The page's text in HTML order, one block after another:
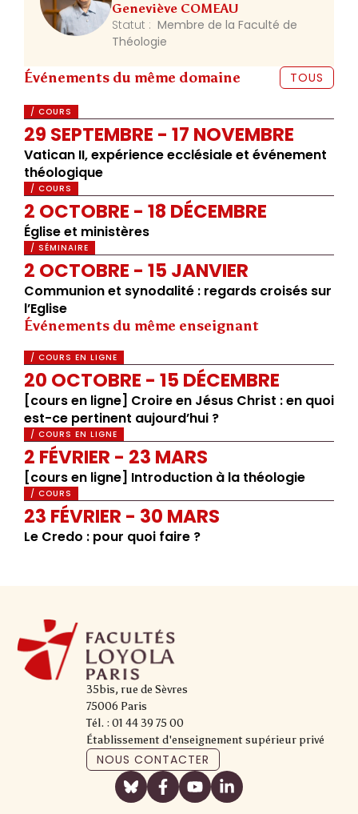
Geneviève COMEAU
Statut : Membre de la Faculté de
Théologie
Événements du même domaine TOUS
/ COURS
29 SEPTEMBRE - 17 NOVEMBRE
Vatican II, expérience ecclésiale et événement
théologique
/ COURS
2 OCTOBRE - 18 DÉCEMBRE
Église et ministères
/ SÉMINAIRE
2 OCTOBRE - 15 JANVIER
Communion et synodalité : regards croisés sur
l’Eglise
Événements du même enseignant
/ COURS EN LIGNE
20 OCTOBRE - 15 DÉCEMBRE
[cours en ligne] Croire en Jésus Christ : en quoi
est-ce pertinent aujourd’hui ?
/ COURS EN LIGNE
2 FÉVRIER - 23 MARS
[cours en ligne] Introduction à la théologie
/ COURS
23 FÉVRIER - 30 MARS
Le Credo : pour quoi faire ?
35bis, rue de Sèvres
75006 Paris
Tél. : 01 44 39 75 00
Établissement d'enseignement supérieur privé
NOUS CONTACTER